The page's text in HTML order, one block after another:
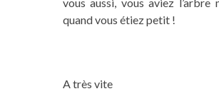
quand vous étiez petit !
A très vite